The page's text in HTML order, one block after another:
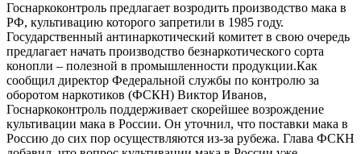
Госнаркоконтроль предлагает возродить производство мака в
РФ, культивацию которого запретили в 1985 году.
Государственный антинаркотический комитет в свою очередь
предлагает начать производство безнаркотического сорта
конопли – полезной в промышленности продукции.Как
сообщил директор Федеральной службы по контролю за
оборотом наркотиков (ФСКН) Виктор Иванов,
Госнаркоконтроль поддерживает скорейшее возрождение
культивации мака в России. Он уточнил, что поставки мака в
Россию до сих пор осуществляются из-за рубежа. Глава ФСКН